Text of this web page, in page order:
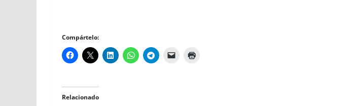
Compártelo:
Relacionado